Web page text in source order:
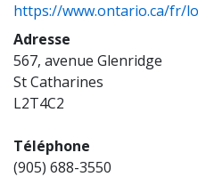
https://www.ontario.ca/fr/
Adresse
567, avenue Glenridge
St Catharines
L2T4C2
Téléphone
(905) 688-3550